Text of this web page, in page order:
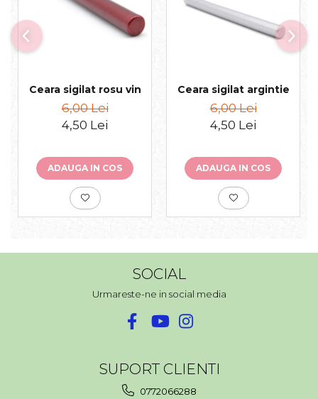
Ceara sigilat rosu vin
6,00 Lei
4,50 Lei
ADAUGA IN COS
Ceara sigilat argintie
6,00 Lei
4,50 Lei
ADAUGA IN COS
SOCIAL
Urmareste-ne in social media
SUPORT CLIENTI
0772066288